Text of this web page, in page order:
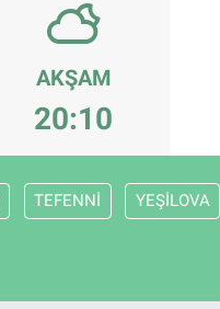
AKŞAM
20:10
TEFENNİ YEŞİLOVA